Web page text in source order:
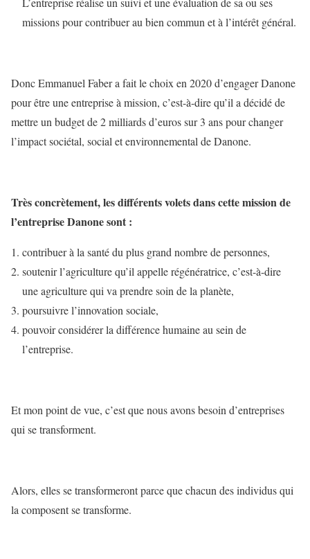
missions pour contribuer au bien commun et à l’intérêt général.
Donc Emmanuel Faber a fait le choix en 2020 d’engager Danone
pour être une entreprise à mission, c’est-à-dire qu’il a décidé de
mettre un budget de 2 milliards d’euros sur 3 ans pour changer
l’impact sociétal, social et environnemental de Danone.
Très concrètement, les différents volets dans cette mission de
l’entreprise Danone sont :
contribuer à la santé du plus grand nombre de personnes,
soutenir l’agriculture qu’il appelle régénératrice, c’est-à-dire
une agriculture qui va prendre soin de la planète,
poursuivre l’innovation sociale,
pouvoir considérer la différence humaine au sein de
l’entreprise.
Et mon point de vue, c’est que nous avons besoin d’entreprises
qui se transforment.
Alors, elles se transformeront parce que chacun des individus qui
la composent se transforme.